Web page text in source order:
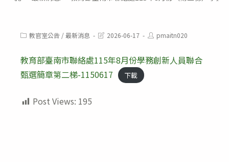
Post教官室公告 /最新消息
Post2026-06-17
Post
author:
pmaitn020
教育部臺南市聯絡處115年8月份學務創新人員聯合
甄選簡章第二梯-1150617
下載
Post Views: 195